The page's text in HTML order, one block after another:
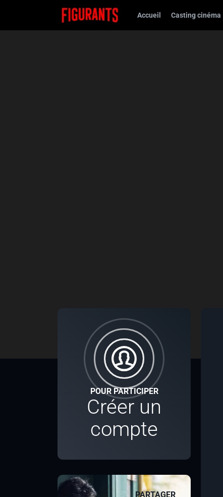
Accueil Casting cinéma
POUR PARTICIPER
Créer un
compte
PARTAGER